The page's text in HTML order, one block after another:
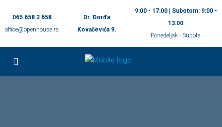
065 658 2 658
office@openhouse.rs
Dr. Đorđa
Kovačevića 9.
9:00 - 17:00 | Subotom: 9:00 -
13:00
Ponedeljak - Subota